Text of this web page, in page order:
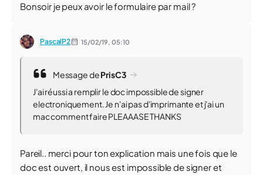
Bonsoir je peux avoir le formulaire par mail ?
PascalP2 15/02/19, 05:10
Message dePrisC3
J'ai réussi a remplir le doc impossible de signer
electroniquement. Je n'ai pas d'imprimante et j'ai un
mac comment faire PLEAAASE THANKS
Pareil.. merci pour ton explication mais une fois que le
doc est ouvert, il nous est impossible de signer et